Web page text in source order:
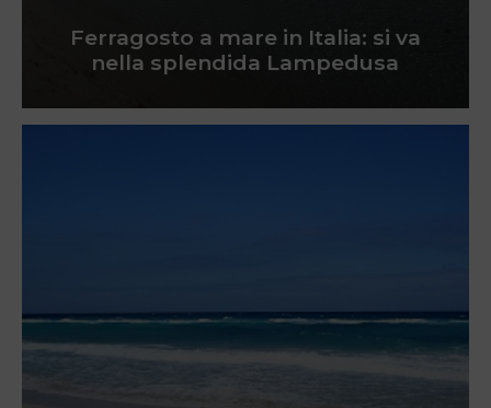
Ferragosto a mare in Italia: si va
nella splendida Lampedusa